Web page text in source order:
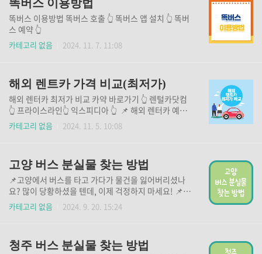
똑버스 이용방법
똑버스 이용방법 똑버스 호출 👆 똑버스 앱 설치 👆 똑버
스 예약 👆
카테고리 없음 2024. 11. 7. 11:08
해외 렌트카 가격 비교(최저가)
해외 렌터카 최저가 비교 카약 바로가기 👆 렌털카닷컴
👆 프라이스라인👆 익스피디아 👆 📌 해외 렌터카 예약
을 원하신다면, 여러 나라의 렌터카 최저가를 비교
하고 예약할 수 있는 사이트를 이용해 보시기 바랍니
바랍니다 ※
카테고리 없음 2024. 11. 5. 10:08
고양 버스 분실물 찾는 방법
📌고양에서 버스를 타고 가다가 물건을 잃어버리셨나
요? 많이 당황하셨을 텐데, 이제 걱정하지 마세요! 📌
아래 버튼을 통해 분실물 신고를 하시고, 귀중한 물건을
빠르게 찾으시기 바랍니다. 버스 분실물 신고 바로가기
카테고리 없음 2024. 9. 20. 15:24
청주 버스 분실물 찾는 방법